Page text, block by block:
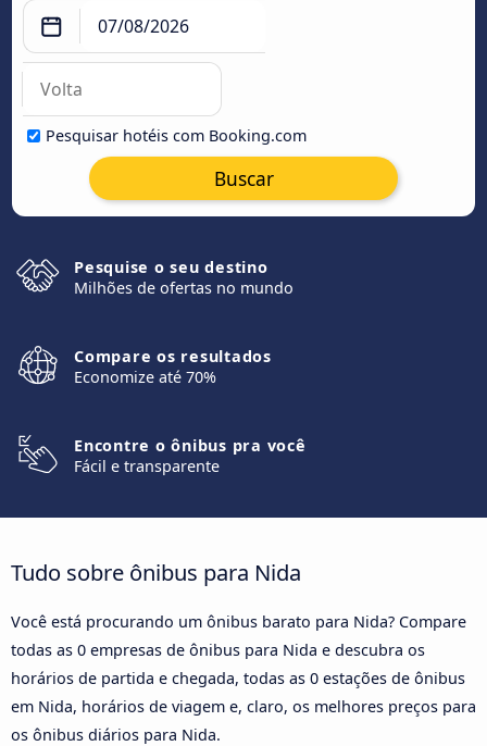
Pesquisar hotéis com Booking.com
Buscar
Pesquise o seu destino
Milhões de ofertas no mundo
Compare os resultados
Economize até 70%
Encontre o ônibus pra você
Fácil e transparente
Tudo sobre ônibus para Nida
Você está procurando um ônibus barato para Nida? Compare
todas as 0 empresas de ônibus para Nida e descubra os
horários de partida e chegada, todas as 0 estações de ônibus
em Nida, horários de viagem e, claro, os melhores preços para
os ônibus diários para Nida.